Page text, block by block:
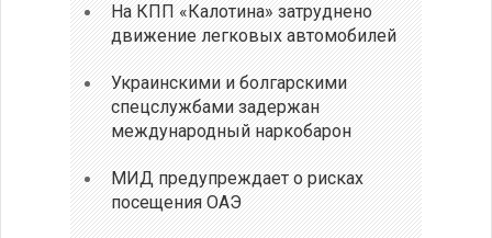
На КПП «Калотина» затруднено
движение легковых автомобилей
Украинскими и болгарскими
спецслужбами задержан
международный наркобарон
МИД предупреждает о рисках
посещения ОАЭ